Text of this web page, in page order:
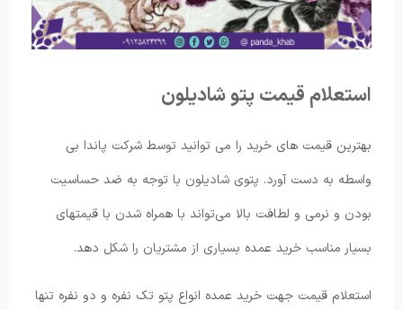
استعلام قیمت پتو شادیلون
بهترین قیمت های خرید را می توانید توسط شرکت پاندا بی
واسطه به دست آورد. پتوی شادیلون با توجه به ضد حساسیت
بودن و نرمی و لطافت بالا می‌تواند با همراه شدن با قیمتهای
بسیار مناسب خرید عمده بسیاری از مشتریان را شکل دهد.
استعلام قیمت جهت خرید عمده انواع پتو تک نفره و دو نفره تنها